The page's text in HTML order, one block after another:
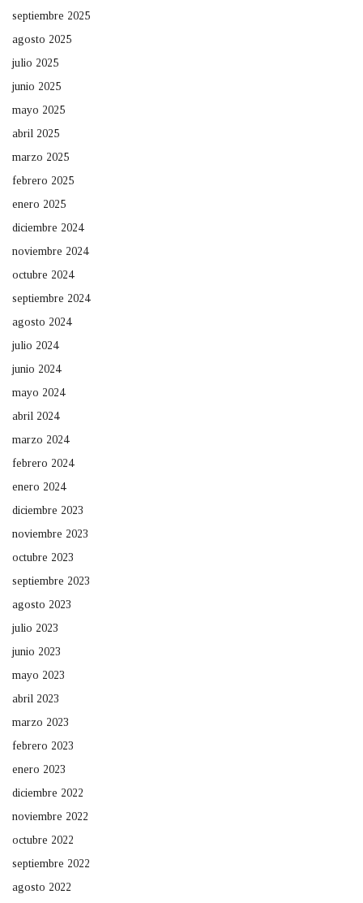
septiembre 2025
agosto 2025
julio 2025
junio 2025
mayo 2025
abril 2025
marzo 2025
febrero 2025
enero 2025
diciembre 2024
noviembre 2024
octubre 2024
septiembre 2024
agosto 2024
julio 2024
junio 2024
mayo 2024
abril 2024
marzo 2024
febrero 2024
enero 2024
diciembre 2023
noviembre 2023
octubre 2023
septiembre 2023
agosto 2023
julio 2023
junio 2023
mayo 2023
abril 2023
marzo 2023
febrero 2023
enero 2023
diciembre 2022
noviembre 2022
octubre 2022
septiembre 2022
agosto 2022